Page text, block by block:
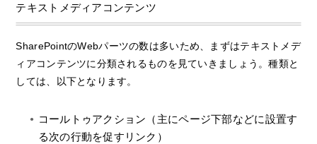
テキストメディアコンテンツ
SharePointのWebパーツの数は多いため、まずはテキストメデ
ィアコンテンツに分類されるものを見ていきましょう。種類と
しては、以下となります。
コールトゥアクション（主にページ下部などに設置す
る次の行動を促すリンク）